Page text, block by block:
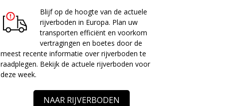
Blijf op de hoogte van de actuele
rijverboden in Europa. Plan uw
transporten efficiënt en voorkom
vertragingen en boetes door de
meest recente informatie over rijverboden te
raadplegen. Bekijk de actuele rijverboden voor
deze week.
NAAR RIJVERBODEN